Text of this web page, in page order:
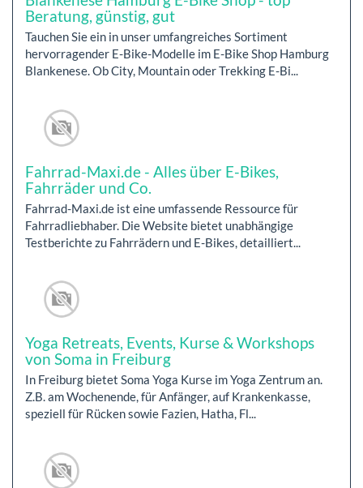
Beratung, günstig, gut
Tauchen Sie ein in unser umfangreiches Sortiment
hervorragender E-Bike-Modelle im E-Bike Shop Hamburg
Blankenese. Ob City, Mountain oder Trekking E-Bi...
Fahrrad-Maxi.de - Alles über E-Bikes,
Fahrräder und Co.
Fahrrad-Maxi.de ist eine umfassende Ressource für
Fahrradliebhaber. Die Website bietet unabhängige
Testberichte zu Fahrrädern und E-Bikes, detailliert...
Yoga Retreats, Events, Kurse & Workshops
von Soma in Freiburg
In Freiburg bietet Soma Yoga Kurse im Yoga Zentrum an.
Z.B. am Wochenende, für Anfänger, auf Krankenkasse,
speziell für Rücken sowie Fazien, Hatha, Fl...